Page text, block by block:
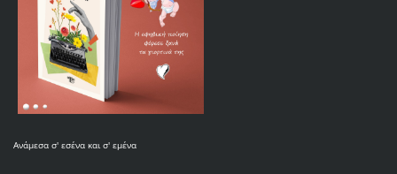
Ανάμεσα σ' εσένα και σ' εμένα